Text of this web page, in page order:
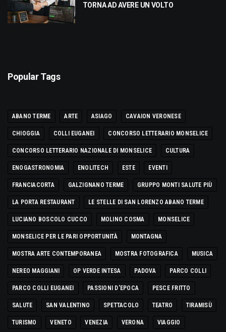
TORNA AD AVERE UN VOLTO
Popular Tags
ABANO TERME ARTE ASIAGO CAVAION VERONESE
CHIOGGIA COLLI EUGANEI CONCORSO LETTERARIO MONSELICE
CONCORSO LETTERARIO NAZIONALE DI MONSELICE CULTURA
ENOGASTRONOMIA ENOLITECH ESTE EVENTI
FRANCIACORTA GALZIGNANO TERME GRUPPO MONTI SALUTE PIÙ
LA PORTA RESTAURANT LE STELLE DI SAN LORENZO ABANO TERME
LUCIANO BOSCOLO CUCCO MOLINO COSMA MONSELICE
MONSELICE PER LE PARI OPPORTUNITÀ MONTAGNA
MOSTRA ARTE CONTEMPORANEA MOSTRA FOTOGRAFICA MUSICA
NEREO MAGGIANI OP VERDE INTESA PADOVA PARCO COLLI
PARCO COLLI EUGANEI PASSIONI D'EPOCA PESCE FRITTO
SALUTE SAN VALENTINO SPETTACOLO TEATRO TIRAMISÙ
TURISMO VENETO VENEZIA VERONA VIAGGIO